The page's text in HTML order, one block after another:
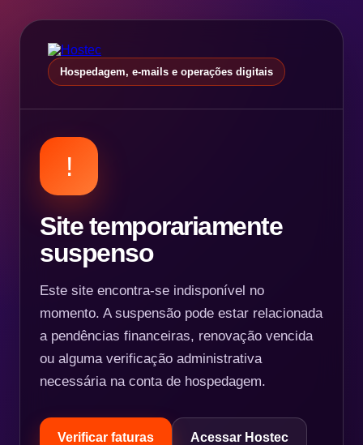
Hospedagem, e-mails e operações digitais
!
Site temporariamente
suspenso
Este site encontra-se indisponível no
momento. A suspensão pode estar relacionada
a pendências financeiras, renovação vencida
ou alguma verificação administrativa
necessária na conta de hospedagem.
Verificar faturas Acessar Hostec